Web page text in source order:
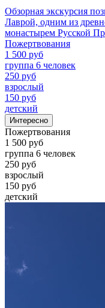
Обзорная экскурсия
Лаврой, одним из
монастырем Русской
Пожертвования
1 500 руб
группа 6 человек
250 руб
взрослый
150 руб
детский
Интересно
Пожертвования
1 500 руб
группа 6 человек
250 руб
взрослый
150 руб
детский